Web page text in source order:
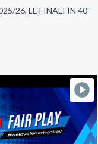
26, LE FINALI IN 40''